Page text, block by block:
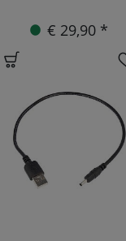
€ 29,90 *